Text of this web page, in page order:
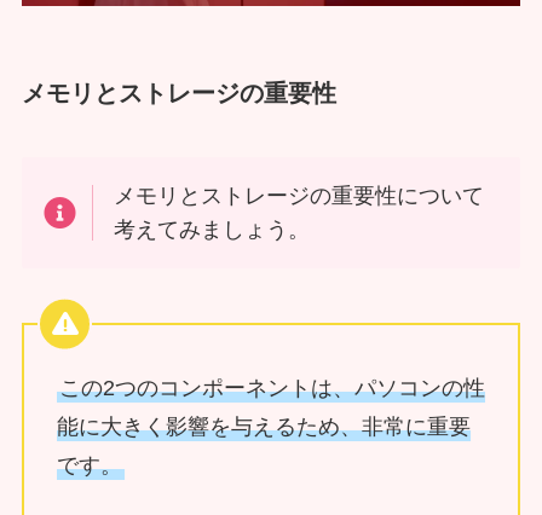
メモリとストレージの重要性
メモリとストレージの重要性について
考えてみましょう。
この2つのコンポーネントは、パソコンの性
能に大きく影響を与えるため、非常に重要
です。